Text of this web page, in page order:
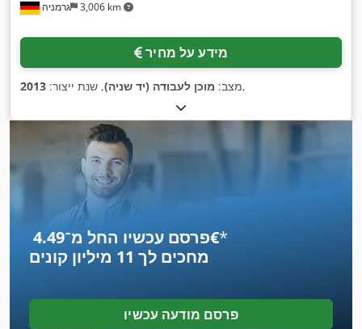
גרמניה 3,006 km
מידע על מחיר
מצב: מוכן לעבודה (יד שניה), שנת ייצור: 2013 ,
פרסם עכשיו החל מ־‏4.49 ‏€*
מחכים לך 11 מיליון קונים
פרסם מודעה עכשיו